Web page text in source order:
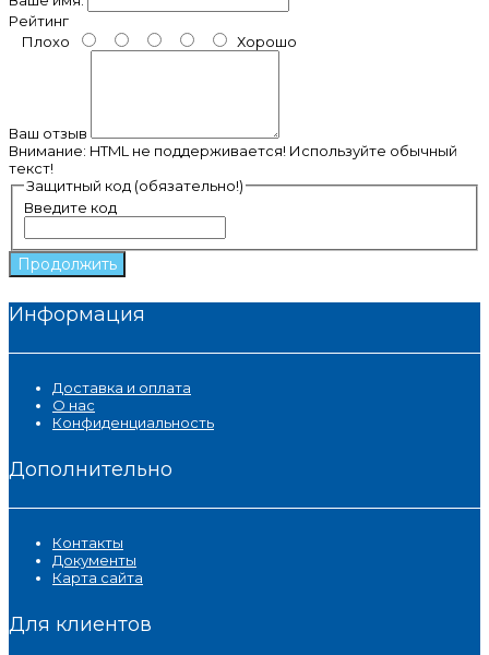
Рейтинг
Плохо
Хорошо
Ваш отзыв
Внимание: HTML не поддерживается! Используйте обычный
текст!
Защитный код (обязательно!)
Введите код
Продолжить
Информация
Доставка и оплата
О нас
Конфиденциальность
Дополнительно
Контакты
Документы
Карта сайта
Для клиентов